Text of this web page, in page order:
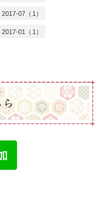
2017-07（1）
2017-01（1）